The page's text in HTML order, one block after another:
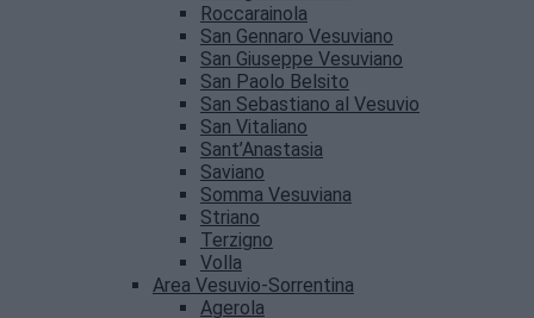
Roccarainola
San Gennaro Vesuviano
San Giuseppe Vesuviano
San Paolo Belsito
San Sebastiano al Vesuvio
San Vitaliano
Sant’Anastasia
Saviano
Somma Vesuviana
Striano
Terzigno
Volla
Area Vesuvio-Sorrentina
Agerola